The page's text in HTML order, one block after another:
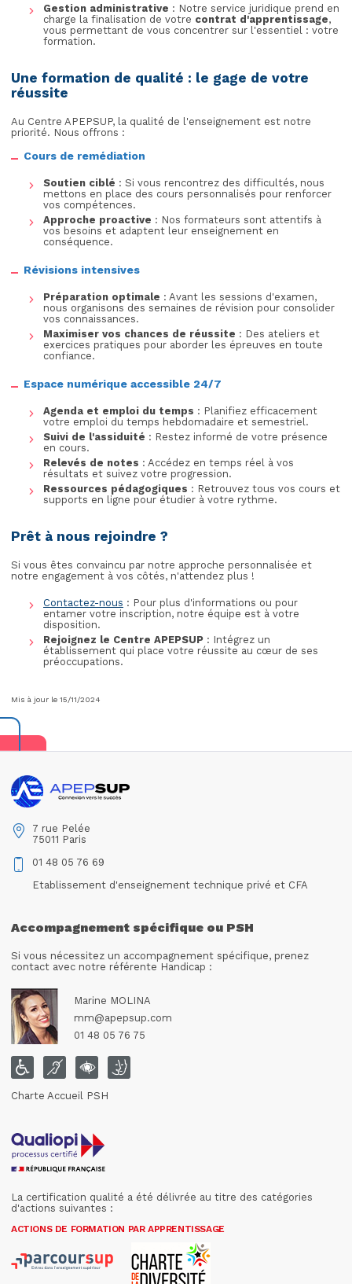
Gestion administrative : Notre service juridique prend en
charge la finalisation de votre contrat d'apprentissage,
vous permettant de vous concentrer sur l'essentiel : votre
formation.
Une formation de qualité : le gage de votre
réussite
Au Centre APEPSUP, la qualité de l'enseignement est notre
priorité. Nous offrons :
Cours de remédiation
Soutien ciblé : Si vous rencontrez des difficultés, nous
mettons en place des cours personnalisés pour renforcer
vos compétences.
Approche proactive : Nos formateurs sont attentifs à
vos besoins et adaptent leur enseignement en
conséquence.
Révisions intensives
Préparation optimale : Avant les sessions d'examen,
nous organisons des semaines de révision pour consolider
vos connaissances.
Maximiser vos chances de réussite : Des ateliers et
exercices pratiques pour aborder les épreuves en toute
confiance.
Espace numérique accessible 24/7
Agenda et emploi du temps : Planifiez efficacement
votre emploi du temps hebdomadaire et semestriel.
Suivi de l'assiduité : Restez informé de votre présence
en cours.
Relevés de notes : Accédez en temps réel à vos
résultats et suivez votre progression.
Ressources pédagogiques : Retrouvez tous vos cours et
supports en ligne pour étudier à votre rythme.
Prêt à nous rejoindre ?
Si vous êtes convaincu par notre approche personnalisée et
notre engagement à vos côtés, n'attendez plus !
Contactez-nous : Pour plus d'informations ou pour
entamer votre inscription, notre équipe est à votre
disposition.
Rejoignez le Centre APEPSUP : Intégrez un
établissement qui place votre réussite au cœur de ses
préoccupations.
Mis à jour le 15/11/2024
7 rue Pelée
75011 Paris
01 48 05 76 69
Etablissement d'enseignement technique privé et CFA
Accompagnement spécifique ou PSH
Si vous nécessitez un accompagnement spécifique, prenez
contact avec notre référente Handicap :
Marine MOLINA
mm@apepsup.com
01 48 05 76 75
Charte Accueil PSH
La certification qualité a été délivrée au titre des catégories
d'actions suivantes :
ACTIONS DE FORMATION PAR APPRENTISSAGE